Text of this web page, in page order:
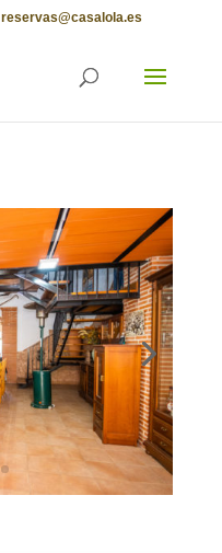
reservas@casalola.es